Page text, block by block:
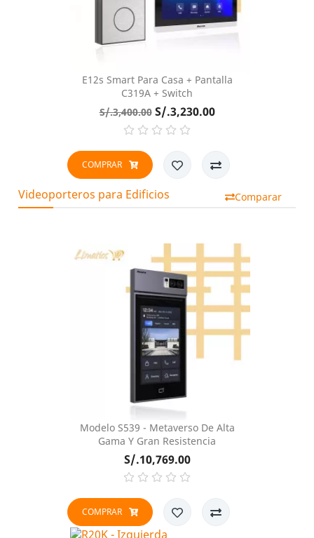
E12s Smart Para Casa + Pantalla
C319A + Switch
Precio
base
S/.3,400.00 Precio
S/.3,230.00
COMPRAR
Videoporteros para Edificios Comparar
Modelo S539 - Metaverso De Alta
Gama Y Gran Resistencia
Precio
S/.10,769.00
COMPRAR